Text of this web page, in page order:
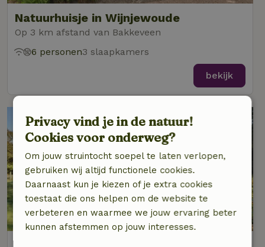
Natuurhuisje in Wijnjewoude
Op 3 km afstand van Bakkeveen
6 personen3 slaapkamers
bekijk
8,9/10
Privacy vind je in de natuur!
Cookies voor onderweg?
Om jouw struintocht soepel te laten verlopen,
gebruiken wij altijd functionele cookies.
Daarnaast kun je kiezen of je extra cookies
toestaat die ons helpen om de website te
verbeteren en waarmee we jouw ervaring beter
kunnen afstemmen op jouw interesses.